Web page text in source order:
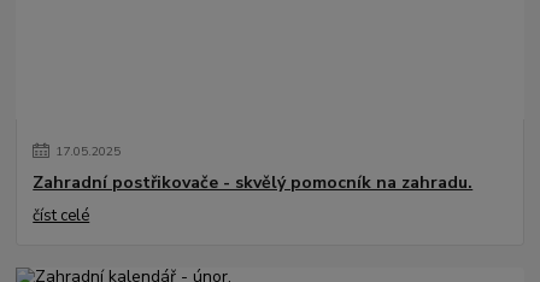
17.05.2025
Zahradní postřikovače - skvělý pomocník na zahradu.
číst celé